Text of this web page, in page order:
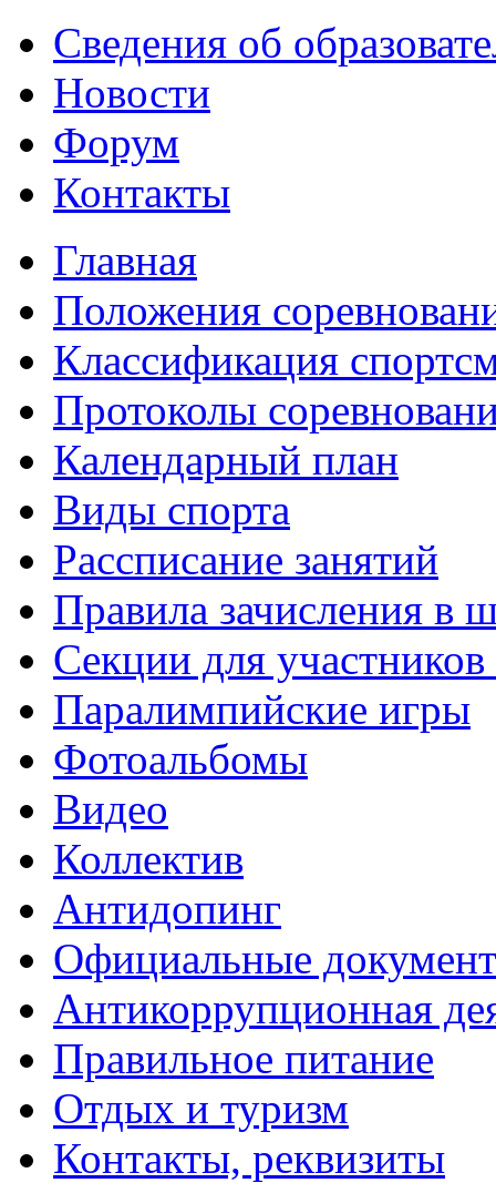
Сведения об
Новости
Форум
Контакты
Главная
Положения
Классификация
Протоколы
Календарный план
Виды спорта
Рассписание занятий
Правила зачисления в
Секции для
Паралимпийские игры
Фотоальбомы
Видео
Коллектив
Антидопинг
Официальные
Антикоррупционная
Правильное питание
Отдых и туризм
Контакты, реквизиты